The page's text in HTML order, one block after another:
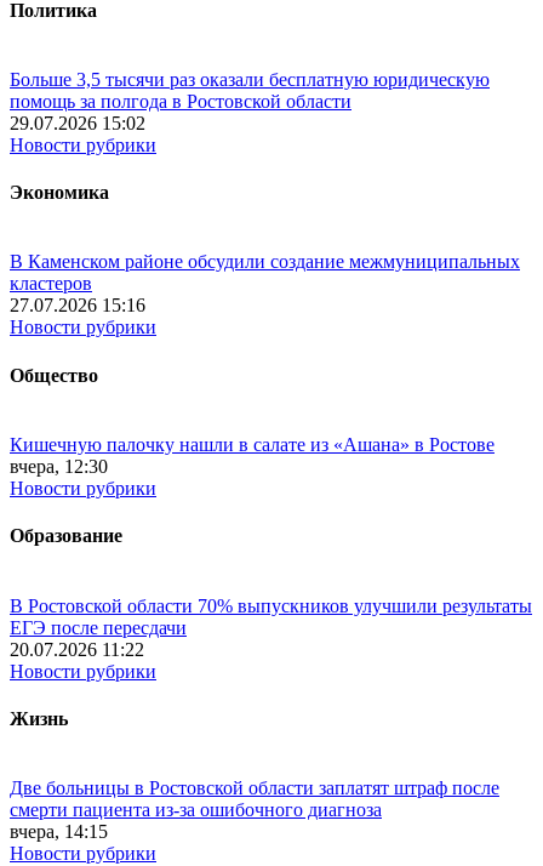
Политика
Больше 3,5 тысячи раз оказали бесплатную юридическую
помощь за полгода в Ростовской области
29.07.2026 15:02
Новости рубрики
Экономика
В Каменском районе обсудили создание межмуниципальных
кластеров
27.07.2026 15:16
Новости рубрики
Общество
Кишечную палочку нашли в салате из «Ашана» в Ростове
вчера, 12:30
Новости рубрики
Образование
В Ростовской области 70% выпускников улучшили результаты
ЕГЭ после пересдачи
20.07.2026 11:22
Новости рубрики
Жизнь
Две больницы в Ростовской области заплатят штраф после
смерти пациента из-за ошибочного диагноза
вчера, 14:15
Новости рубрики